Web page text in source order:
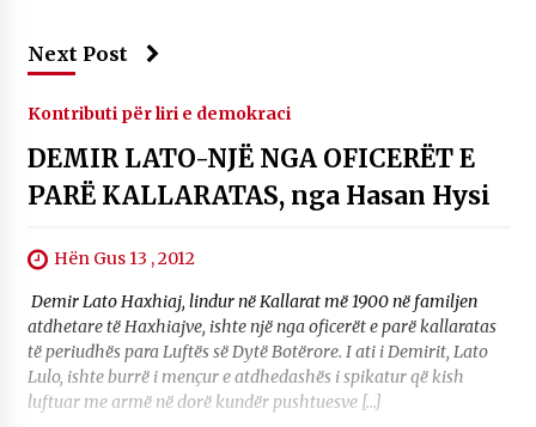
Next Post
Kontributi për liri e demokraci
DEMIR LATO-NJË NGA OFICERËT E
PARË KALLARATAS, nga Hasan Hysi
Hën Gus 13 , 2012
Demir Lato Haxhiaj, lindur në Kallarat më 1900 në familjen
atdhetare të Haxhiajve, ishte një nga oficerët e parë kallaratas
të periudhës para Luftës së Dytë Botërore. I ati i Demirit, Lato
Lulo, ishte burrë i mençur e atdhedashës i spikatur që kish
luftuar me armë në dorë kundër pushtuesve […]